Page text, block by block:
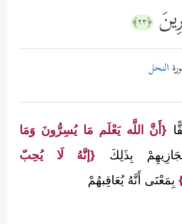
﴿٢٣﴾
النحل
{أَنَّ اللَّه يَعْلَم مَا يُسِرُّونَ وَمَا
بِذَلِكَ {إنَّهُ لَا يُحِبّ
بِمَعْنَى أَنَّهُ يُعَاقِبهُمْ